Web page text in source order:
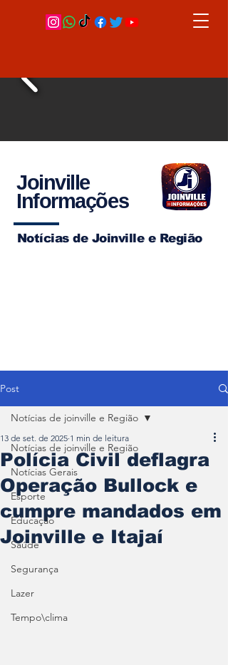
Joinville
Informações
Notícias de Joinville e Região
Post
Notícias de joinville e Região
Notícias Gerais
Esporte
Educação
Saúde
Segurança
Lazer
Tempo\clima
Notícias de joinville e Região
Polícia Civil deflagra
Operação Bullock e
cumpre mandados em
Joinville e Itajaí
13 de set. de 2025 1 min de leitura